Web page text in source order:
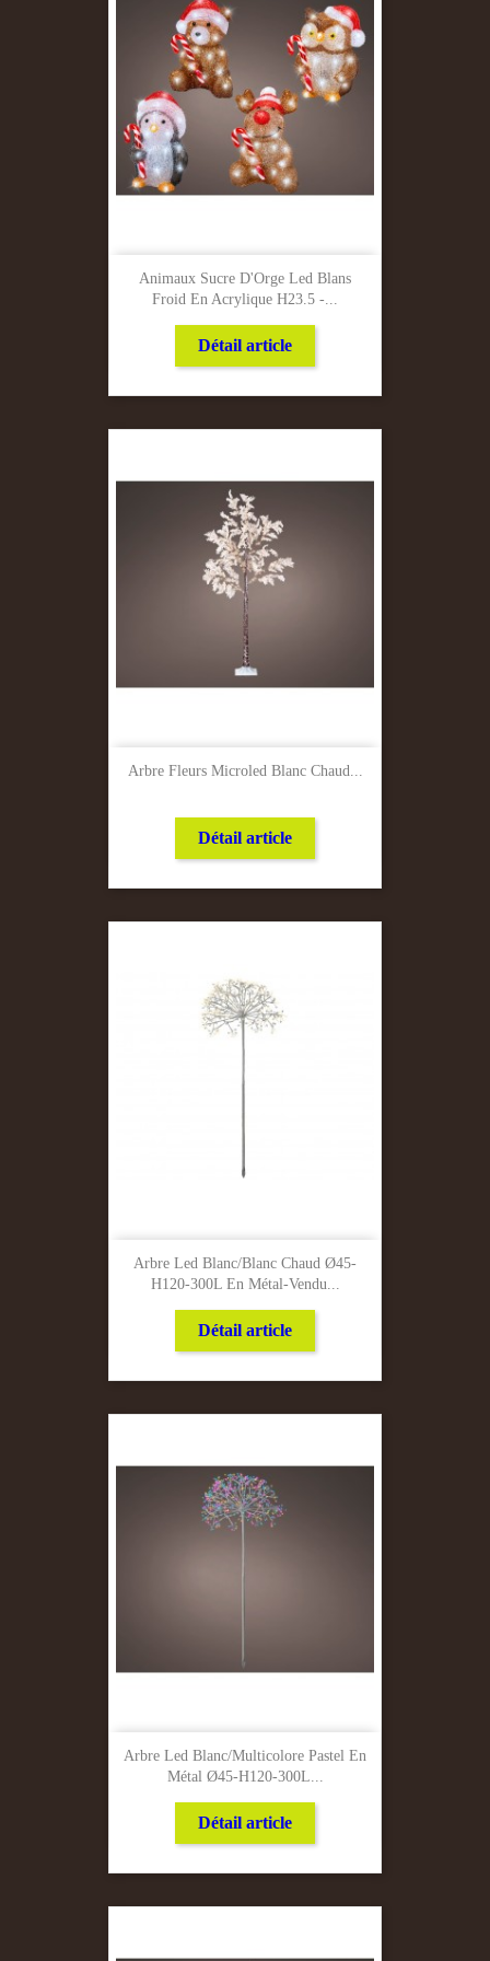
Animaux Sucre D'Orge Led Blans
Froid En Acrylique H23.5 -...
Détail article
Arbre Fleurs Microled Blanc Chaud...
Détail article
Arbre Led Blanc/Blanc Chaud Ø45-
H120-300L En Métal-Vendu...
Détail article
Arbre Led Blanc/Multicolore Pastel En
Métal Ø45-H120-300L...
Détail article